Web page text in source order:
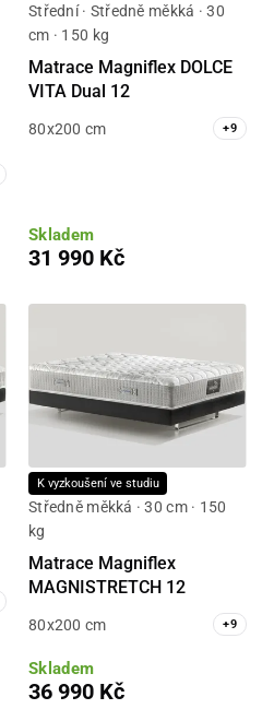
Střední · Středně měkká · 30
cm · 150 kg
Matrace Magniflex DOLCE
VITA Dual 12
80x200 cm +9
Skladem
31 990 Kč
K vyzkoušení ve studiu
Středně měkká · 30 cm · 150
kg
Matrace Magniflex
MAGNISTRETCH 12
80x200 cm +9
Skladem
36 990 Kč